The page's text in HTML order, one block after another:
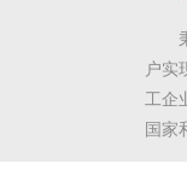
户实
工企
国家